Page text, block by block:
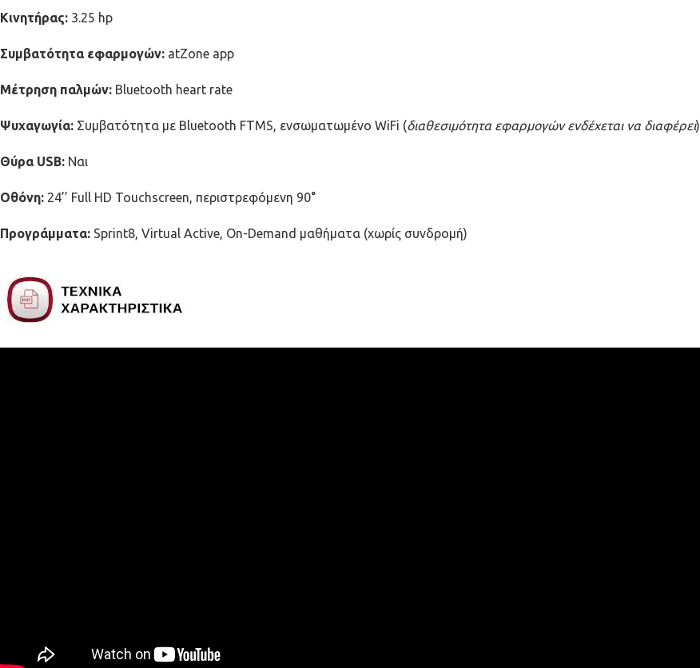
Κινητήρας: 3.25 hp
Συμβατότητα εφαρμογών: atZone app
Μέτρηση παλμών: Bluetooth heart rate
Ψυχαγωγία: Συμβατότητα με Bluetooth FTMS, ενσωματωμένο WiFi (διαθεσιμότητα εφαρμογών ενδέχεται να διαφέρει)
Θύρα USB: Ναι
Οθόνη: 24’’ Full HD Touchscreen, περιστρεφόμενη 90°
Προγράμματα: Sprint8, Virtual Active, On-Demand μαθήματα (χωρίς συνδρομή)